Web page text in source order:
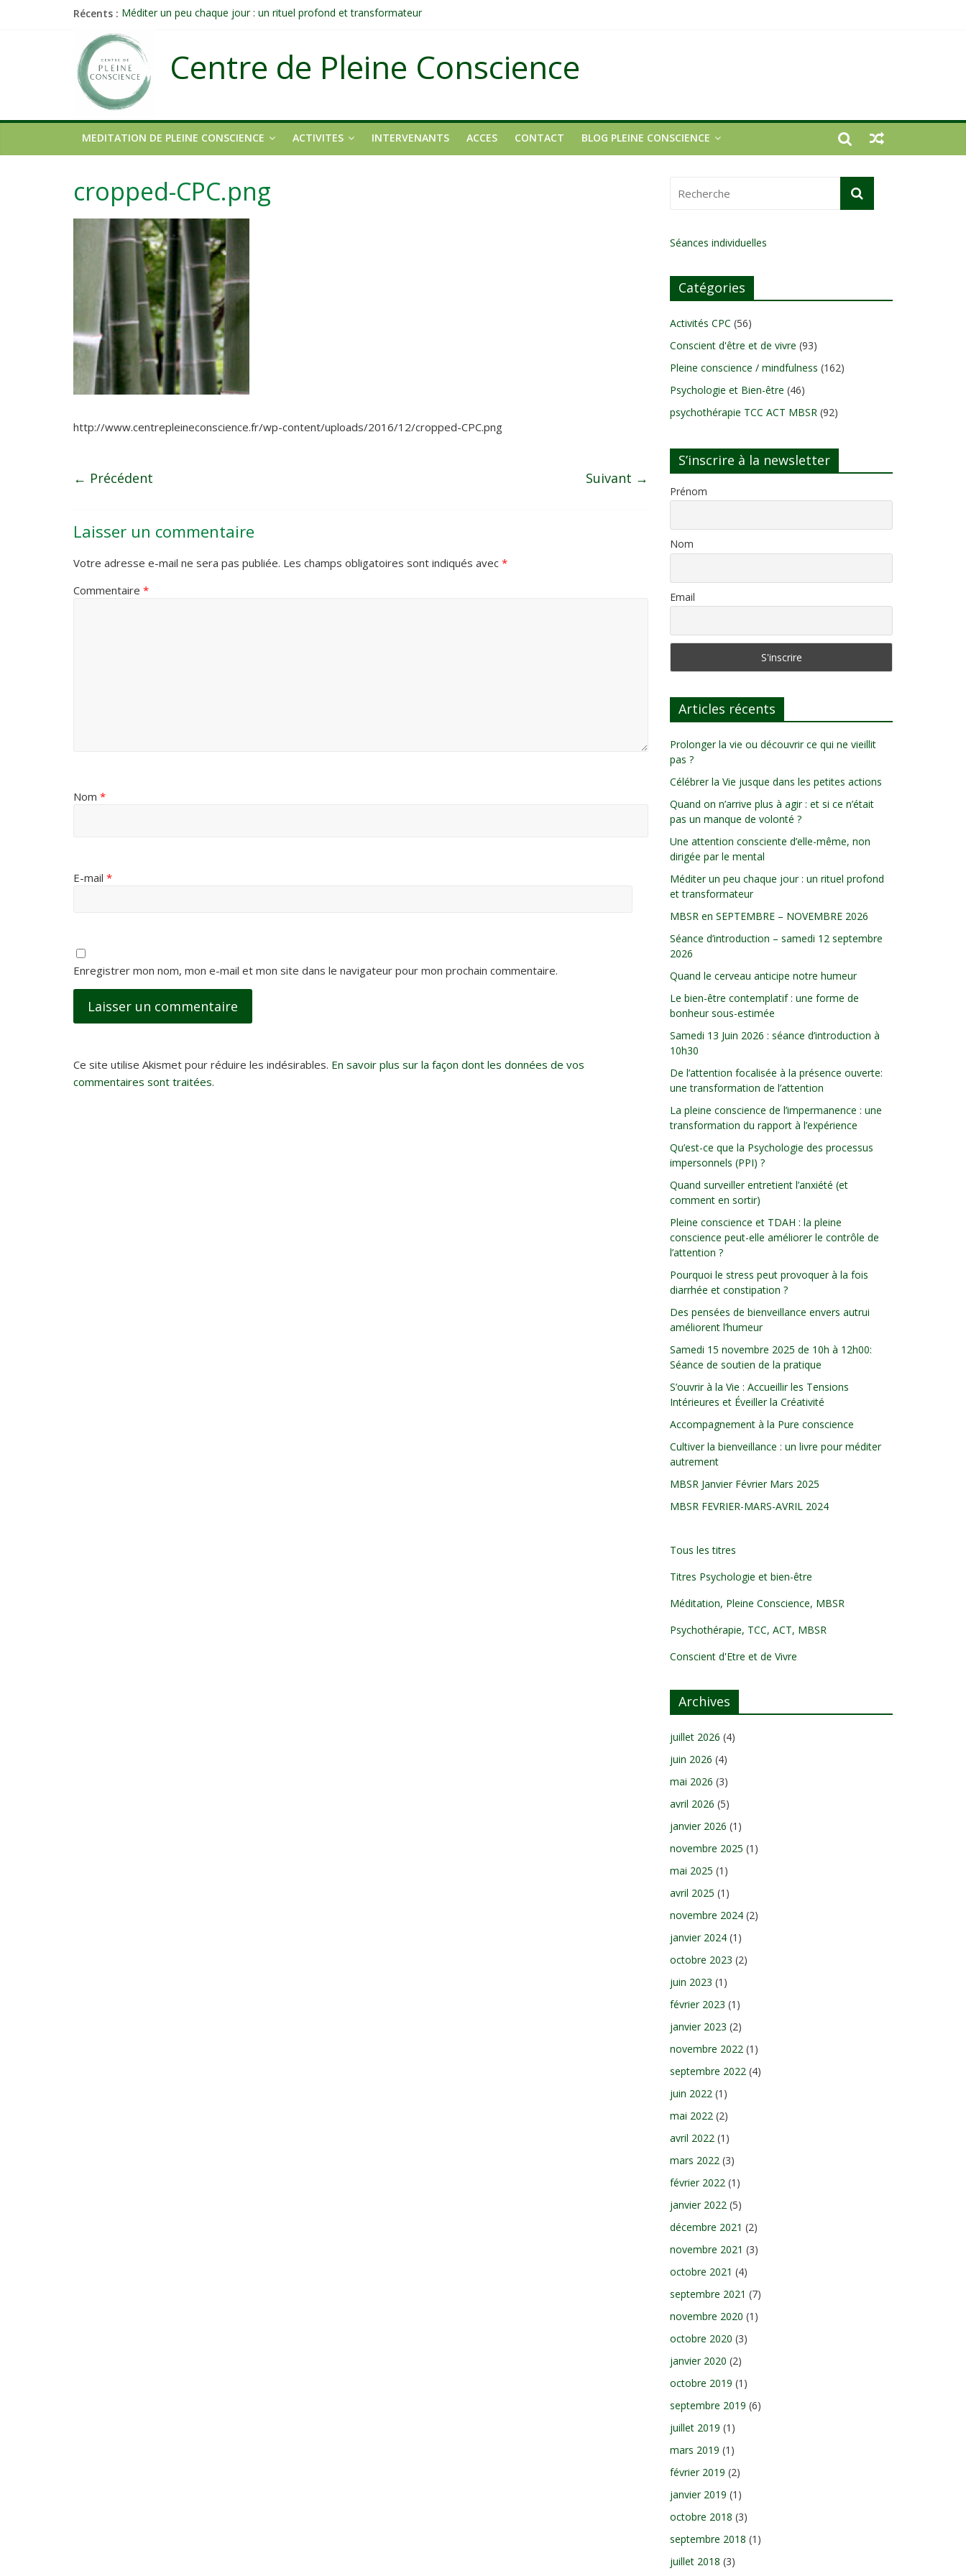
Récents : Méditer un peu chaque jour : un rituel profond et transformateur
Célébrer la Vie jusque dans les petites actions
Quand on n’arrive plus à agir : et si ce n’était pas un manque de volonté ?
Une attention consciente d’elle-même, non dirigée par le mental
Centre de Pleine Conscience
MEDITATION DE PLEINE CONSCIENCE ACTIVITES INTERVENANTS ACCES CONTACT BLOG PLEINE CONSCIENCE
cropped-CPC.png
http://www.centrepleineconscience.fr/wp-content/uploads/2016/12/cropped-CPC.png
← Précédent Suivant →
Laisser un commentaire
Votre adresse e-mail ne sera pas publiée. Les champs obligatoires sont indiqués avec *
Commentaire *
Nom *
E-mail *
Enregistrer mon nom, mon e-mail et mon site dans le navigateur pour mon prochain commentaire.
Ce site utilise Akismet pour réduire les indésirables. En savoir plus sur la façon dont les données de vos
commentaires sont traitées.
Séances individuelles
Catégories
Activités CPC (56)
Conscient d'être et de vivre (93)
Pleine conscience / mindfulness (162)
Psychologie et Bien-être (46)
psychothérapie TCC ACT MBSR (92)
S’inscrire à la newsletter
Prénom
Nom
Email
Articles récents
Prolonger la vie ou découvrir ce qui ne vieillit
pas ?
Célébrer la Vie jusque dans les petites actions
Quand on n’arrive plus à agir : et si ce n’était
pas un manque de volonté ?
Une attention consciente d’elle-même, non
dirigée par le mental
Méditer un peu chaque jour : un rituel profond
et transformateur
MBSR en SEPTEMBRE – NOVEMBRE 2026
Séance d’introduction – samedi 12 septembre
2026
Quand le cerveau anticipe notre humeur
Le bien-être contemplatif : une forme de
bonheur sous-estimée
Samedi 13 Juin 2026 : séance d’introduction à
10h30
De l’attention focalisée à la présence ouverte:
une transformation de l’attention
La pleine conscience de l’impermanence : une
transformation du rapport à l’expérience
Qu’est-ce que la Psychologie des processus
impersonnels (PPI) ?
Quand surveiller entretient l’anxiété (et
comment en sortir)
Pleine conscience et TDAH : la pleine
conscience peut-elle améliorer le contrôle de
l’attention ?
Pourquoi le stress peut provoquer à la fois
diarrhée et constipation ?
Des pensées de bienveillance envers autrui
améliorent l’humeur
Samedi 15 novembre 2025 de 10h à 12h00:
Séance de soutien de la pratique
S’ouvrir à la Vie : Accueillir les Tensions
Intérieures et Éveiller la Créativité
Accompagnement à la Pure conscience
Cultiver la bienveillance : un livre pour méditer
autrement
MBSR Janvier Février Mars 2025
MBSR FEVRIER-MARS-AVRIL 2024
Tous les titres
Titres Psychologie et bien-être
Méditation, Pleine Conscience, MBSR
Psychothérapie, TCC, ACT, MBSR
Conscient d'Etre et de Vivre
Archives
juillet 2026 (4)
juin 2026 (4)
mai 2026 (3)
avril 2026 (5)
janvier 2026 (1)
novembre 2025 (1)
mai 2025 (1)
avril 2025 (1)
novembre 2024 (2)
janvier 2024 (1)
octobre 2023 (2)
juin 2023 (1)
février 2023 (1)
janvier 2023 (2)
novembre 2022 (1)
septembre 2022 (4)
juin 2022 (1)
mai 2022 (2)
avril 2022 (1)
mars 2022 (3)
février 2022 (1)
janvier 2022 (5)
décembre 2021 (2)
novembre 2021 (3)
octobre 2021 (4)
septembre 2021 (7)
novembre 2020 (1)
octobre 2020 (3)
janvier 2020 (2)
octobre 2019 (1)
septembre 2019 (6)
juillet 2019 (1)
mars 2019 (1)
février 2019 (2)
janvier 2019 (1)
octobre 2018 (3)
septembre 2018 (1)
juillet 2018 (3)